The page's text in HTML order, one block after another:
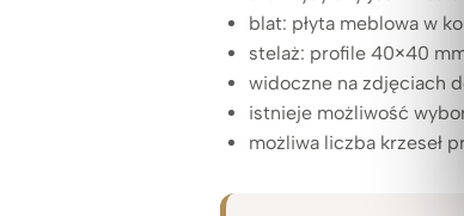
blat: płyta meblowa w
stelaż: profile 40×40
widoczne na zdjęciach
istnieje możliwość
możliwa liczba krzeseł